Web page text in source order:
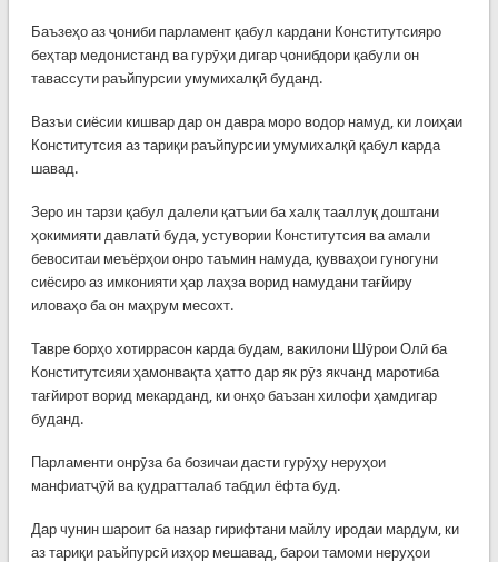
Баъзеҳо аз ҷониби парламент қабул кардани Конститутсияро
беҳтар медонистанд ва гурӯҳи дигар ҷонибдори қабули он
тавассути раъйпурсии умумихалқӣ буданд.
Вазъи сиёсии кишвар дар он давра моро водор намуд, ки лоиҳаи
Конститутсия аз тариқи раъйпурсии умумихалқӣ қабул карда
шавад.
Зеро ин тарзи қабул далели қатъии ба халқ тааллуқ доштани
ҳокимияти давлатӣ буда, устувории Конститутсия ва амали
бевоситаи меъёрҳои онро таъмин намуда, қувваҳои гуногуни
сиёсиро аз имконияти ҳар лаҳза ворид намудани тағйиру
иловаҳо ба он маҳрум месохт.
Тавре борҳо хотиррасон карда будам, вакилони Шӯрои Олӣ ба
Конститутсияи ҳамонвақта ҳатто дар як рӯз якчанд маротиба
тағйирот ворид мекарданд, ки онҳо баъзан хилофи ҳамдигар
буданд.
Парламенти онрӯза ба бозичаи дасти гурӯҳу неруҳои
манфиатҷӯй ва қудратталаб табдил ёфта буд.
Дар чунин шароит ба назар гирифтани майлу иродаи мардум, ки
аз тариқи раъйпурсӣ изҳор мешавад, барои тамоми неруҳои